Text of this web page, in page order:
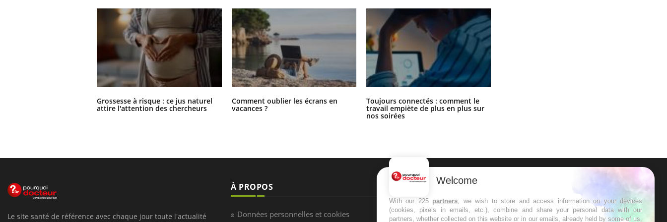
Grossesse à risque : ce jus naturel
attire l'attention des chercheurs
Comment oublier les écrans en
vacances ?
Toujours connectés : comment le
travail empiète de plus en plus sur
nos soirées
Le site santé de référence avec chaque jour toute l'actualité
À PROPOS
Données personnelles et cookies
NEWSLETTER
Recevez toutes les semaines les meilleures
Welcome
With our 225 partners, we wish to store and access information on your devices
(cookies, pixels in emails, etc.), combine and share your personal data with our
partners, whether collected on this website or in our emails, already held by some of us,